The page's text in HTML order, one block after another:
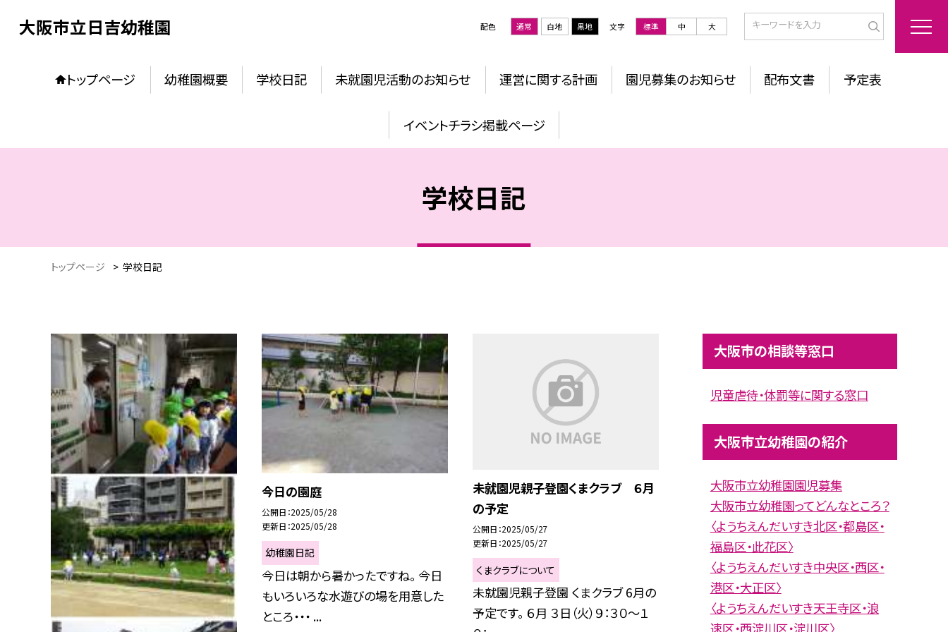
大阪市立日吉幼稚園 配色 通常 白地 黒地 文字 標準 中 大
トップページ 幼稚園概要 学校日記 未就園児活動のお知らせ 運営に関する計画 園児募集のお知らせ 配布文書 予定表
イベントチラシ掲載ページ
学校日記
トップページ > 学校日記
今日の園庭
公開日 2025/05/28
更新日 2025/05/28
幼稚園日記
今日は朝から暑かったですね。 今日
もいろいろな水遊びの場を用意した
ところ・・・ ...
未就園児親子登園くまクラブ ６月
の予定
公開日 2025/05/27
更新日 2025/05/27
くまクラブについて
未就園児親子登園 くまクラブ 6月の
予定です。 ６月 ３日（火）９：３０〜１
大阪市の相談等窓口
児童虐待・体罰等に関する窓口
大阪市立幼稚園の紹介
大阪市立幼稚園園児募集
大阪市立幼稚園ってどんなところ？
〈ようちえんだいすき北区・都島区・
福島区・此花区〉
〈ようちえんだいすき中央区・西区・
港区・大正区〉
〈ようちえんだいすき天王寺区・浪
速区・西淀川区・淀川区〉